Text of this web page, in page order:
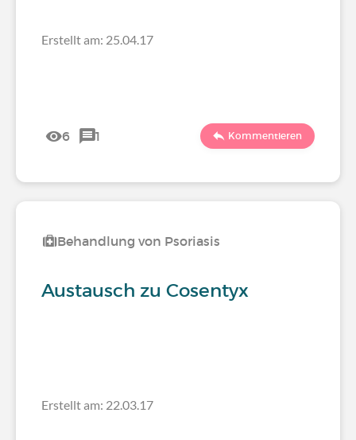
Erstellt am: 25.04.17
6 1 Kommentieren
Behandlung von Psoriasis
Austausch zu Cosentyx
Erstellt am: 22.03.17